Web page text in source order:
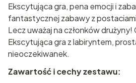
Ekscytująca gra, pena emocji i
fantastycznej zabawy z
Lecz uważaj na członków drużyny!
Ekscytująca gra z labiryntem,
nieoczekiwanek.
Zawartość i cechy zestawu: